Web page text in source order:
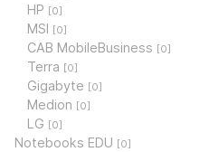
HP [0]
MSI [0]
CAB MobileBusiness [0]
Terra [0]
Gigabyte [0]
Medion [0]
LG [0]
Notebooks EDU [0]